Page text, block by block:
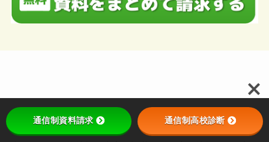
通信制資料請求 通信制高校診断